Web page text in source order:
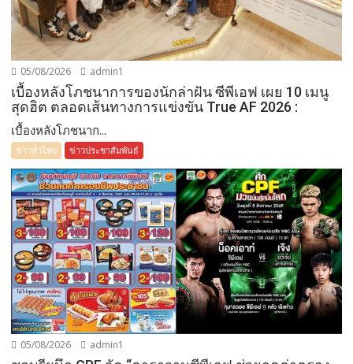
05/08/2026 admin1
เบื้องหลังโภชนาการของนักล่าฝัน ซีพีเอฟ เผย 10 เมนู
สุดฮิต ตลอดเส้นทางการแข่งขัน True AF 2026 :
เบื้องหลังโภชนาก...
ข่าวทั่วไทย ข่าวประชาสัมพันธ์
05/08/2026 admin1